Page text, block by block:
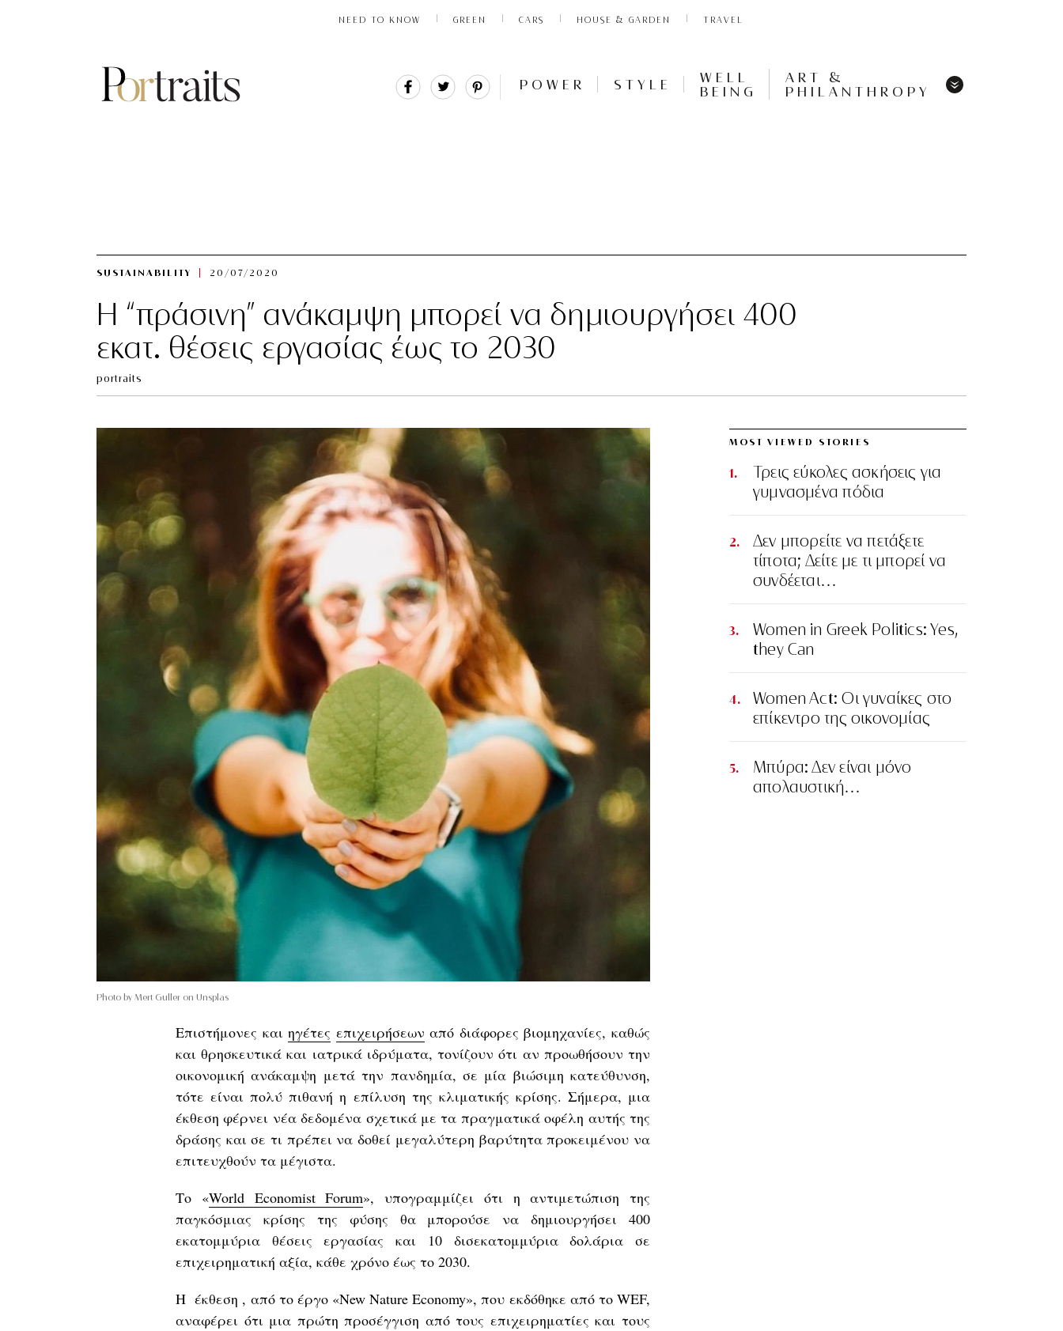
NEED TO KNOW GREEN CARS HOUSE & GARDEN TRAVEL
Share Tweet POWER STYLE
WELL
BEING
ART &
PHILANTHROPY
SUSTAINABILITY 20/07/2020
Η “πράσινη” ανάκαμψη μπορεί να δημιουργήσει 400
εκατ. θέσεις εργασίας έως το 2030
portraits
Photo by Mert Guller on Unsplas
Επιστήμονες καιηγέτες επιχειρήσεων από διάφορες βιομηχανίες, καθώς
και θρησκευτικά και ιατρικά ιδρύματα, τονίζουν ότι αν προωθήσουν την
οικονομική ανάκαμψη μετά την πανδημία, σε μία βιώσιμη κατεύθυνση,
τότε είναι πολύ πιθανή η επίλυση της κλιματικής κρίσης. Σήμερα, μια
έκθεση φέρνει νέα δεδομένα σχετικά με τα πραγματικά οφέλη αυτής της
δράσης και σε τι πρέπει να δοθεί μεγαλύτερη βαρύτητα προκειμένου να
επιτευχθούν τα μέγιστα.
Το «World Economist Forum», υπογραμμίζει ότι η αντιμετώπιση της
παγκόσμιας κρίσης της φύσης θα μπορούσε να δημιουργήσει 400
εκατομμύρια θέσεις εργασίας και 10 δισεκατομμύρια δολάρια σε
επιχειρηματική αξία, κάθε χρόνο έως το 2030.
Η έκθεση , από το έργο «New Nature Economy», που εκδόθηκε από το WEF,
αναφέρει ότι μια πρώτη προσέγγιση από τους επιχειρηματίες και τους
MOST VIEWED STORIES
Τρεις εύκολες ασκήσεις για
γυμνασμένα πόδια
Δεν μπορείτε να πετάξετε
τίποτα; Δείτε με τι μπορεί να
συνδέεται…
Women in Greek Politics: Yes,
they Can
Women Act: Οι γυναίκες στο
επίκεντρο της οικονομίας
Μπύρα: Δεν είναι μόνο
απολαυστική…